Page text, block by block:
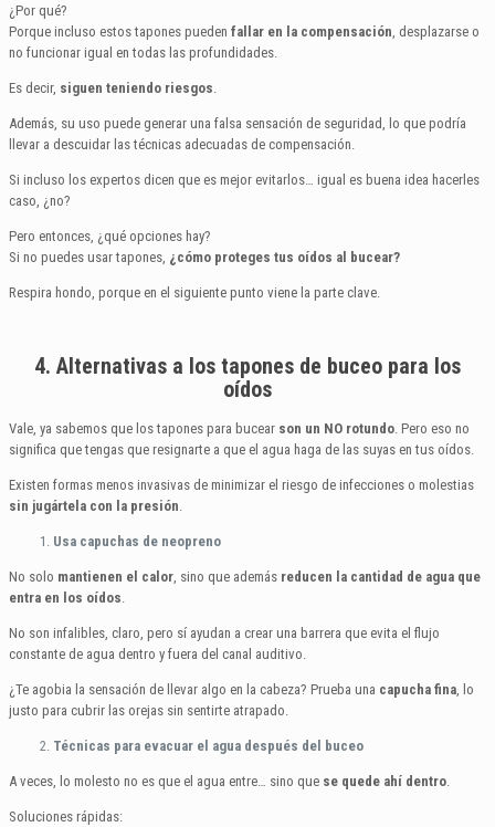
¿Por qué?
Porque incluso estos tapones pueden fallar en la compensación , desplazarse o
no funcionar igual en todas las profundidades.
Es decir, siguen teniendo riesgos
Además, su uso puede generar una falsa sensación de seguridad, lo que podría
llevar a descuidar las técnicas adecuadas de compensación.
Si incluso los expertos dicen que es mejor evitarlos… igual es buena idea hacerles
caso, ¿no?
Pero entonces, ¿qué opciones hay?
Si no puedes usar tapones, ¿cómo proteges tus oídos al bucear?
Respira hondo, porque en el siguiente punto viene la parte clave.
4. Alternativas a los tapones de buceo para los
oídos
Vale, ya sabemos que los tapones para bucear son un NO rotundo . Pero eso no
significa que tengas que resignarte a que el agua haga de las suyas en tus oídos.
Existen formas menos invasivas de minimizar el riesgo de infecciones o molestias
sin jugártela con la presión
Usa capuchas de neopreno
No solo mantienen el calor , sino que además reducen la cantidad de agua que
entra en los oídos
No son infalibles, claro, pero sí ayudan a crear una barrera que evita el flujo
constante de agua dentro y fuera del canal auditivo.
¿Te agobia la sensación de llevar algo en la cabeza? Prueba una capucha fina , lo
justo para cubrir las orejas sin sentirte atrapado.
Técnicas para evacuar el agua después del buceo
A veces, lo molesto no es que el agua entre… sino que se quede ahí dentro
Soluciones rápidas: